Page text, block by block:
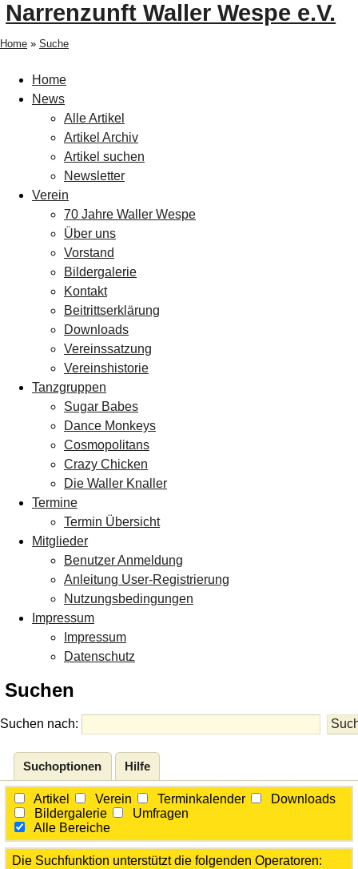
Narrenzunft Waller Wespe e.V.
Home » Suche
Home
News
Alle Artikel
Artikel Archiv
Artikel suchen
Newsletter
Verein
70 Jahre Waller Wespe
Über uns
Vorstand
Bildergalerie
Kontakt
Beitrittserklärung
Downloads
Vereinssatzung
Vereinshistorie
Tanzgruppen
Sugar Babes
Dance Monkeys
Cosmopolitans
Crazy Chicken
Die Waller Knaller
Termine
Termin Übersicht
Mitglieder
Benutzer Anmeldung
Anleitung User-Registrierung
Nutzungsbedingungen
Impressum
Impressum
Datenschutz
Suchen
Suchen nach:
Suchoptionen Hilfe
Artikel Verein Terminkalender
Downloads
Bildergalerie
Umfragen
Alle Bereiche
Die Suchfunktion unterstützt die folgenden Operatoren: